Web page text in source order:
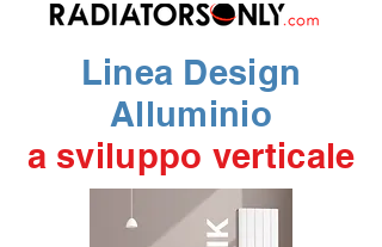
Linea Design
Alluminio
a sviluppo verticale